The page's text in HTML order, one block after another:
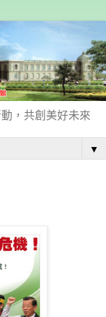
，共創美好未來
▼